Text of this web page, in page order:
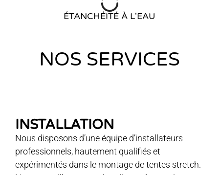
ÉTANCHÉITÉ À L'EAU
NOS SERVICES
INSTALLATION
Nous disposons d’une équipe d’installateurs
professionnels, hautement qualifiés et
expérimentés dans le montage de tentes stretch.